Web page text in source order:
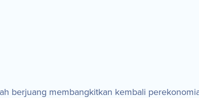
berjuang membangkitkan kembali